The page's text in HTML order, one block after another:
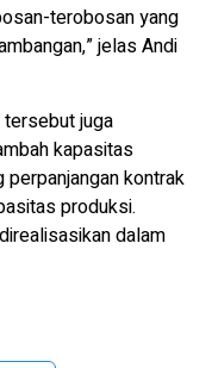
terobosan yang
jelas Andi
tersebut juga
kapasitas
perpanjangan kontrak
produksi.
dalam